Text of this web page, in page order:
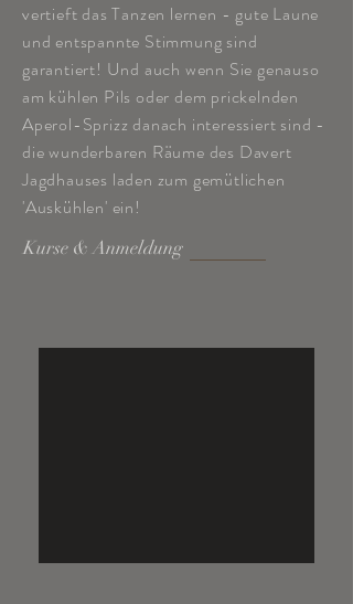
vertieft das Tanzen lernen - gute Laune
und entspannte Stimmung sind
garantiert! Und auch wenn Sie genauso
am kühlen Pils oder dem prickelnden
Aperol-Sprizz danach interessiert sind -
die wunderbaren Räume des Davert
Jagdhauses laden zum gemütlichen
'Auskühlen' ein!
Kurse & Anmeldung